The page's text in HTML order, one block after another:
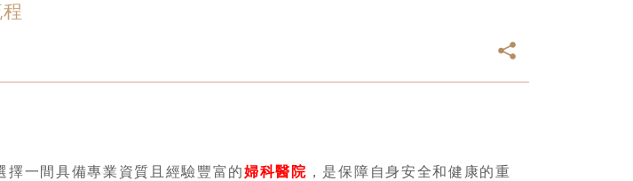
擇一間具備專業資質且經驗豐富的婦科醫院 ，是保障自身安全和健康的重